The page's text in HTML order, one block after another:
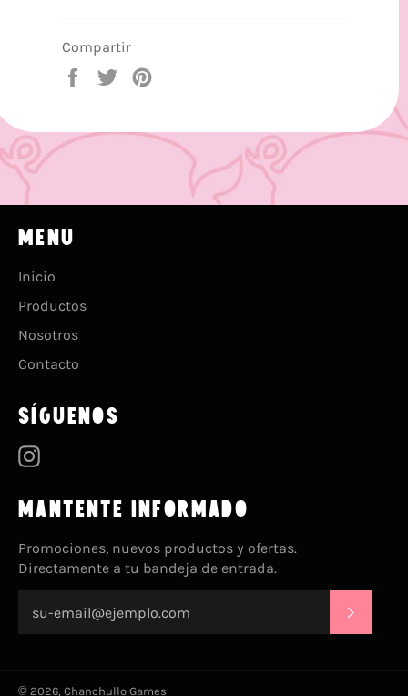
Compartir
Compartir
Tuitear
MENU
Inicio
Productos
Nosotros
Contacto
SÍGUENOS
MANTENTE INFORMADO
Promociones, nuevos productos y ofertas.
Directamente a tu bandeja de entrada.
© 2026, Chanchullo Games